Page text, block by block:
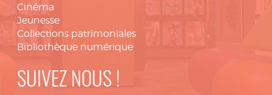
Cinéma
Jeunesse
Collections patrimoniales
Bibliothèque numérique
SUIVEZ NOUS !